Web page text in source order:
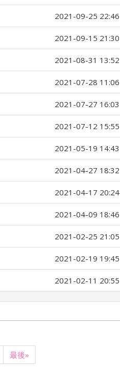
2021-09-25 22:46
2021-09-15 21:30
2021-08-31 13:52
2021-07-28 11:06
2021-07-27 16:03
2021-07-12 15:55
2021-05-19 14:43
2021-04-27 18:32
2021-04-17 20:24
2021-04-09 18:46
2021-02-25 21:05
2021-02-19 19:45
2021-02-11 20:55
最後»